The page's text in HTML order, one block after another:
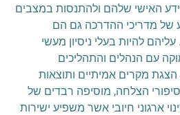
האישי שלהם ולהתנסות במצבים
של מדריכי ההדרכה גם הם
להיות בעלי ניסיון מעשי
עם הנהלים והתהליכים
הצגת מקרים אמיתיים ותוצאות
הצלחה, מוסיפה רבדים של
ארגוני חיובי אשר משפיע ישירות